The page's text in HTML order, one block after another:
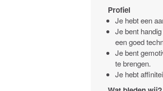
Profiel
Je hebt een
Je bent
een goed
Je bent
te brengen.
Je hebt